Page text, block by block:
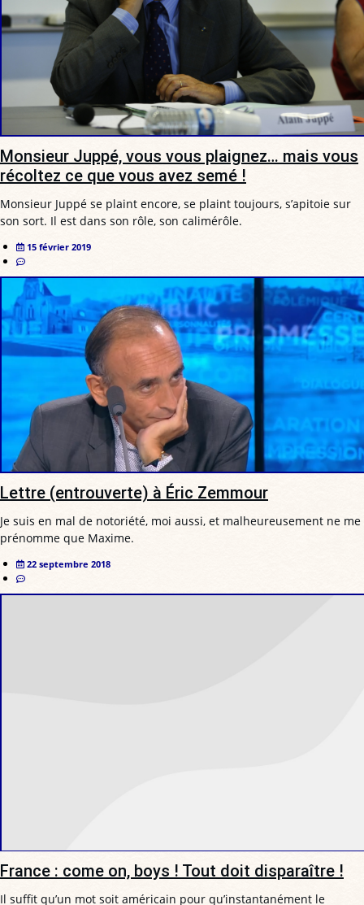
Monsieur Juppé, vous vous plaignez… mais vous
récoltez ce que vous avez semé !
Monsieur Juppé se plaint encore, se plaint toujours, s’apitoie sur
son sort. Il est dans son rôle, son calimérôle.
15 février 2019
Lettre (entrouverte) à Éric Zemmour
Je suis en mal de notoriété, moi aussi, et malheureusement ne me
prénomme que Maxime.
22 septembre 2018
France : come on, boys ! Tout doit disparaître !
Il suffit qu’un mot soit américain pour qu’instantanément le